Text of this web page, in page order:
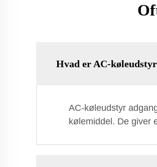
Hvad er AC-
AC-køleudstyr
kølemiddel. De giver